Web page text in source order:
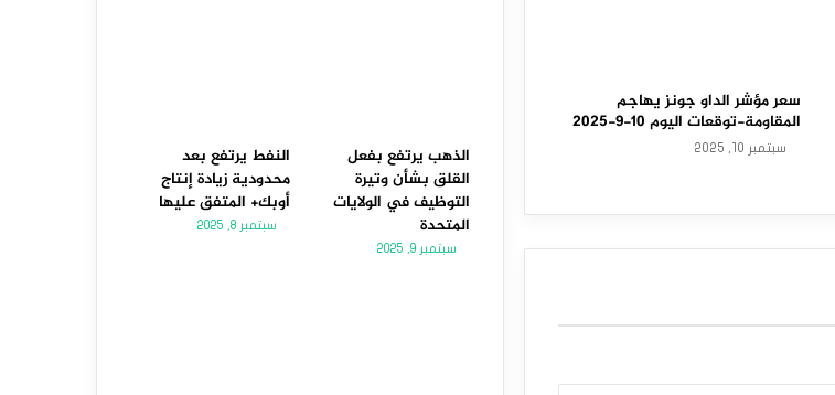
سعر مؤشر الداو جونز يهاجم
المقاومة-توقعات اليوم 10-9-2025
سبتمبر 10, 2025
الذهب يرتفع بفعل
القلق بشأن وتيرة
التوظيف في الولايات
المتحدة
سبتمبر 9, 2025
النفط يرتفع بعد
محدودية زيادة إنتاج
أوبك+ المتفق عليها
سبتمبر 8, 2025